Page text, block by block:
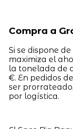
Compra a
Si se dispone
maximiza el
la tonelada de
€. En pedidos
ser
por logística.